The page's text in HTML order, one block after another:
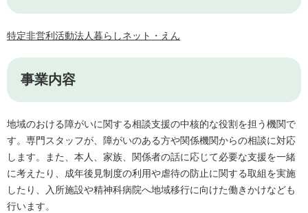
特定非営利活動法人暮らしネット・えん
事業内容
地域のおける障がいに関する相談支援の中核的な役割を担う機関で
す。専門スタッフが、障がいのある方や関係機関からの相談に対応
します。また、本人、家族、関係者の話に応じて必要な支援を一緒
に考えたり、成年後見制度の利用や虐待の防止に関する取組を実施
したり、入所施設や精神科病院へ地域移行に向けた働きかけなども
行います。